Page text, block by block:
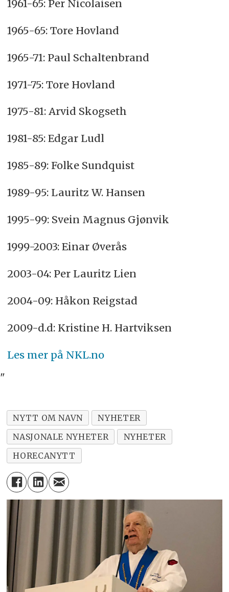
1961-65: Per Nicolaisen
1965-65: Tore Hovland
1965-71: Paul Schaltenbrand
1971-75: Tore Hovland
1975-81: Arvid Skogseth
1981-85: Edgar Ludl
1985-89: Folke Sundquist
1989-95: Lauritz W. Hansen
1995-99: Svein Magnus Gjønvik
1999-2003: Einar Øverås
2003-04: Per Lauritz Lien
2004-09: Håkon Reigstad
2009-d.d: Kristine H. Hartviksen
Les mer på NKL.no
"
NYTT OM NAVN
NYHETER
NASJONALE NYHETER
NYHETER
HORECANYTT